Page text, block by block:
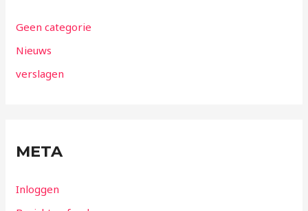
Geen categorie
Nieuws
verslagen
META
Inloggen